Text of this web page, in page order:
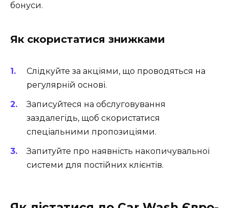
бонуси.
Як скористатися знижками
Слідкуйте за акціями, що проводяться на
регулярній основі.
Записуйтеся на обслуговування
заздалегідь, щоб скористатися
спеціальними пропозиціями.
Запитуйте про наявність накопичувальної
системи для постійних клієнтів.